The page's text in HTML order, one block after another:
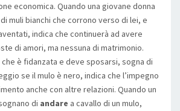
economica. Quando una giovane donna
muli bianchi che corrono verso di lei, e
indica che continuerà ad avere
di amori, ma nessuna di matrimonio.
che è fidanzata e deve sposarsi, sogna di
se il mulo è nero, indica che l’impegno
anche con altre relazioni. Quando un
di andare a cavallo di un mulo,